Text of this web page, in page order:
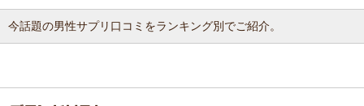
今話題の男性サプリ口コミをランキング別でご紹介。